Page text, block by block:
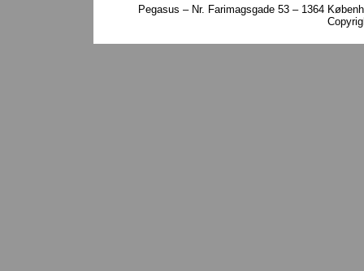
Pegasus – Nr. Farimagsgade 53 – 1364